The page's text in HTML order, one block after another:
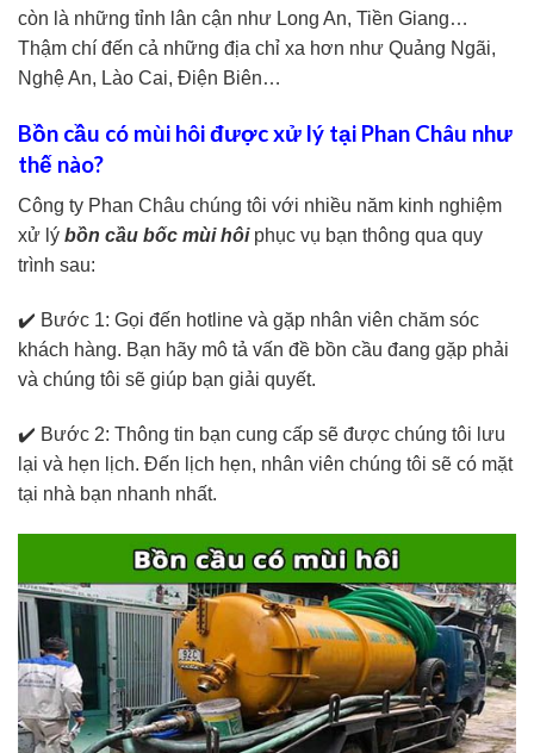
còn là những tỉnh lân cận như Long An, Tiền Giang…
Thậm chí đến cả những địa chỉ xa hơn như Quảng Ngãi,
Nghệ An, Lào Cai, Điện Biên…
Bồn cầu có mùi hôi được xử lý tại Phan Châu như
thế nào?
Công ty Phan Châu chúng tôi với nhiều năm kinh nghiệm
xử lý bồn cầu bốc mùi hôiphục vụ bạn thông qua quy
trình sau:
✔️ Bước 1: Gọi đến hotline và gặp nhân viên chăm sóc
khách hàng. Bạn hãy mô tả vấn đề bồn cầu đang gặp phải
và chúng tôi sẽ giúp bạn giải quyết.
✔️ Bước 2: Thông tin bạn cung cấp sẽ được chúng tôi lưu
lại và hẹn lịch. Đến lịch hẹn, nhân viên chúng tôi sẽ có mặt
tại nhà bạn nhanh nhất.